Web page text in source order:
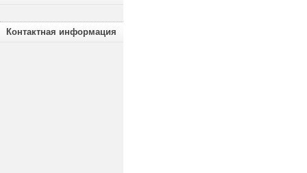
Контактная информация